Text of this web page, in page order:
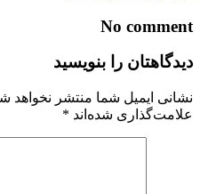
No comment
دیدگاهتان را بنویسید
نشانی ایمیل شما منتشر نخواهد
علامت‌گذاری شده‌اند *